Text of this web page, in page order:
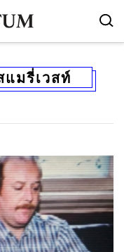
มรี่เวสท์